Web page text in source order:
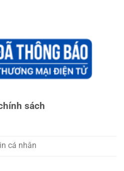
sách
cá nhân